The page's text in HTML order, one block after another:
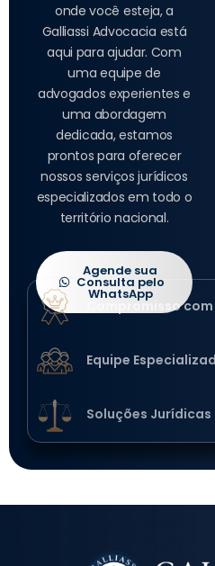
onde você esteja, a
Galliassi Advocacia está
aqui para ajudar. Com
uma equipe de
advogados experientes e
uma abordagem
dedicada, estamos
prontos para oferecer
nossos serviços jurídicos
especializados em todo o
território nacional.
Agende sua
Consulta pelo
WhatsApp
Compromisso com
Equipe
Soluções Jurídicas